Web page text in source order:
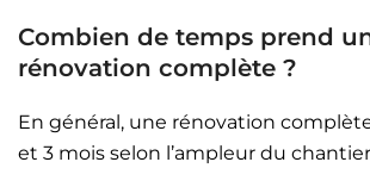
Combien de temps prend
rénovation complète ?
En général, une rénovation
et 3 mois selon l’ampleur du